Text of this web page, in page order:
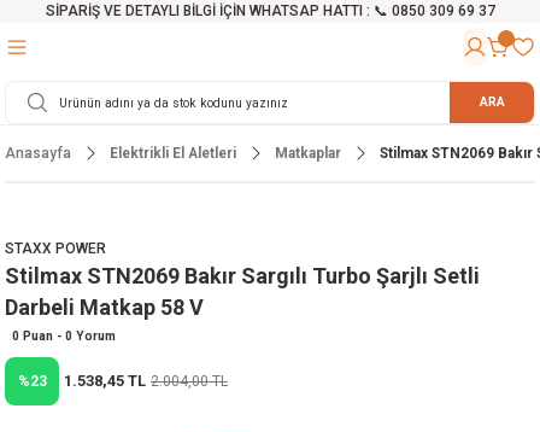
SİPARİŞ VE DETAYLI BİLGİ İÇİN WHATSAP HATTI : 📞 0850 309 69 37
Testereler
Makinesi
Cihazları
Mikser
ve Arabalar
Malzemeleri ARA
Anasayfa Elektrikli El Aletleri Matkaplar Stilmax STN2069 Bakır
STAXX POWER
Stilmax STN2069 Bakır Sargılı Turbo Şarjlı Setli
Darbeli Matkap 58 V
0 Puan - 0 Yorum
%23 1.538,45 TL 2.004,00 TL